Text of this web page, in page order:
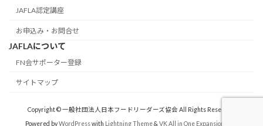
JAFLA認定講座
お申込み・お問合せ
JAFLAについて
FN会サポーター登録
サイトマップ
Copyright © 一般社団法人日本フードリーダーズ協会 All Rights Reserved.
Powered byWordPresswith Lightning Theme& VK All in One Expansion Unit